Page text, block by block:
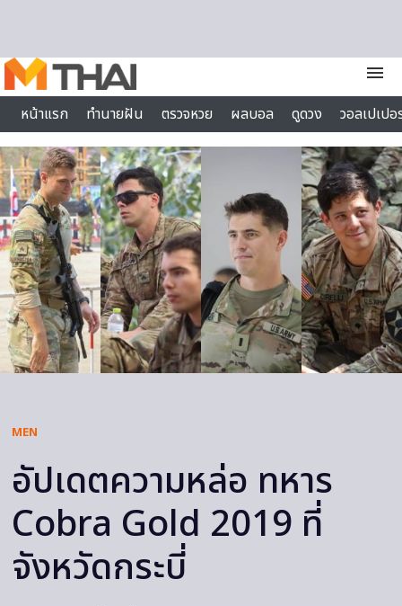
menu
หน้าแรก
ทำนายฝัน ตรวจหวย ผลบอล ดูดวง
วอลเปเป
ไลฟ์สไตล์
MEN
อัปเดตความหล่อ ทหาร
Cobra Gold 2019 ที่
จังหวัดกระบี่